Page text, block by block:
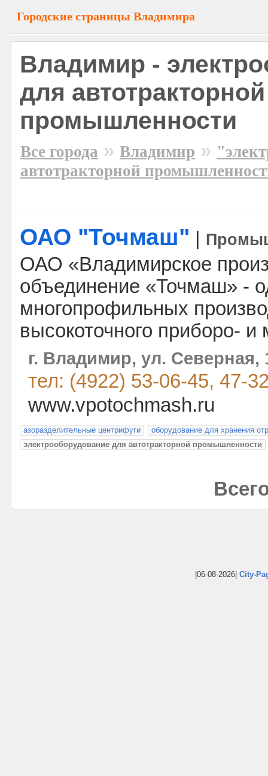
Городские страницы Владимира
Владимир -
для автотракторной
промышленности
Все города » Владимир »
автотракторной
ОАО "Точмаш"
ОАО «Владимирское
объединение «Точмаш» -
многопрофильных
высокоточного приборо-
г. Владимир, ул. Северная,
тел: (4922) 53-06-45, 47-
www.vpotochmash.ru
азоразделительные центрифуги
оборудование для хранения
электрооборудование для автотракторной промышленности
|06-08-2026| City-